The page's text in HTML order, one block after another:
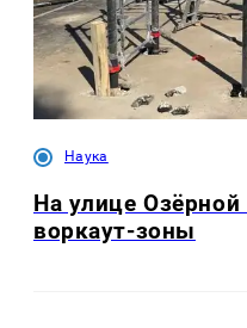
Наука
На улице
воркаут-зоны